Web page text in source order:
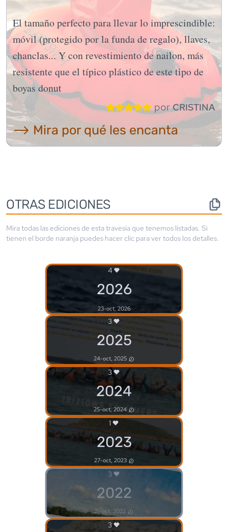
El tamaño perfecto para llevar lo imprescindible:
móvil (protegido por la funda de regalo), llaves,
chanclas... Y con revestimiento de nailon, más
resistente que el típico plástico de este tipo de
boyas donut
porCRISTINA
⟶ Mira por qué les encanta
OTRAS EDICIONES
Mira todas las ediciones de esta travesía que tenemos listadas. Si
tienen el borde naranja puedes hacer clic para ver todos los detalles.
4
2026
23-oct, 2026
3
2025
24-oct, 2025
3
2024
25-oct, 2024
1
2023
27-oct, 2023
3
2022
21-oct, 2022
3